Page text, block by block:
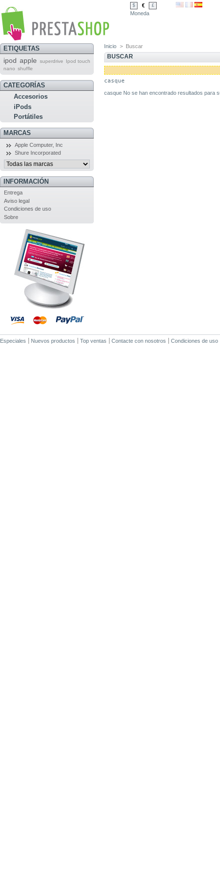
$ € £
Moneda
ETIQUETAS
ipod apple superdrive
Ipod touch
nano shuffle
CATEGORÍAS
Accesorios
iPods
Portátiles
MARCAS
Apple Computer, Inc
Shure Incorporated
INFORMACIÓN
Entrega
Aviso legal
Condiciones de uso
Sobre
Inicio > Buscar
BUSCAR
casque
casque No se han encontrado resultados para
Especiales Nuevos productos Top ventas Contacte con nosotros Condiciones de uso